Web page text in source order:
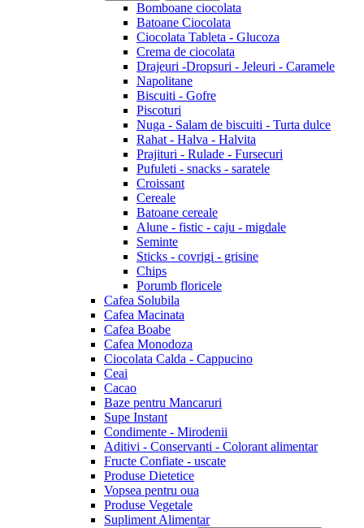
Bomboane ciocolata
Batoane Ciocolata
Ciocolata Tableta - Glucoza
Crema de ciocolata
Drajeuri -Dropsuri - Jeleuri - Caramele
Napolitane
Biscuiti - Gofre
Piscoturi
Nuga - Salam de biscuiti - Turta dulce
Rahat - Halva - Halvita
Prajituri - Rulade - Fursecuri
Pufuleti - snacks - saratele
Croissant
Cereale
Batoane cereale
Alune - fistic - caju - migdale
Seminte
Sticks - covrigi - grisine
Chips
Porumb floricele
Cafea Solubila
Cafea Macinata
Cafea Boabe
Cafea Monodoza
Ciocolata Calda - Cappucino
Ceai
Cacao
Baze pentru Mancaruri
Supe Instant
Condimente - Mirodenii
Aditivi - Conservanti - Colorant alimentar
Fructe Confiate - uscate
Produse Dietetice
Vopsea pentru oua
Produse Vegetale
Supliment Alimentar